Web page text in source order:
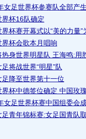
女足世界杯参赛队全部产生
界杯16队确定
杯赛开幕式以“美的力量”
界杯会歌本月唱响
身世界明星队 王海鸣:用
将战世界“明星”队
足降至世界第十一位
杯中德签位确定 中国玫
女足世界杯赛中国组委会
足青年锦标赛:女足国青队